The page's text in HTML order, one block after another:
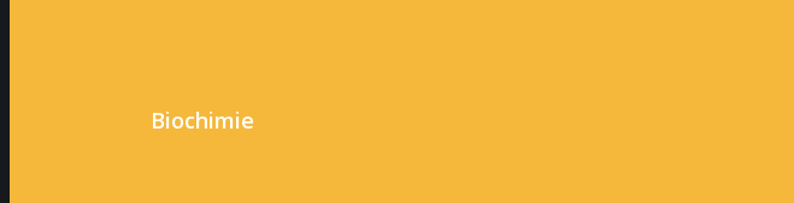
Biochimie